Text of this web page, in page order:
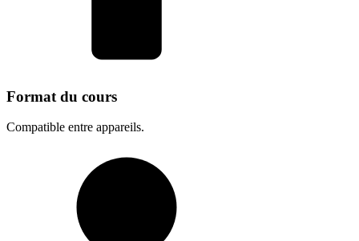
Format du cours
Compatible entre appareils.